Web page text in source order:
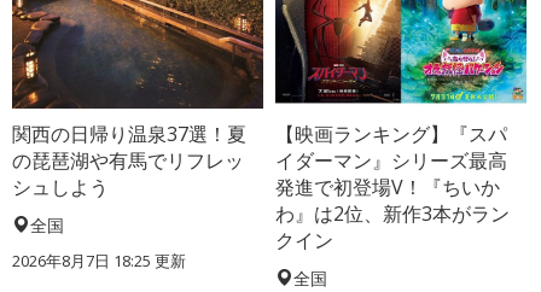
関西の日帰り温泉37選！夏
の琵琶湖や有馬でリフレッ
シュしよう
全国
2026年8月7日 18:25 更新
【映画ランキング】『スパ
イダーマン』シリーズ最高
発進で初登場V！『ちいか
わ』は2位、新作3本がラン
クイン
全国